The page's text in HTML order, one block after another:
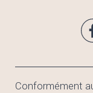
Conformément